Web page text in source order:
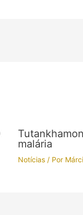
malária
Notícias/ Por